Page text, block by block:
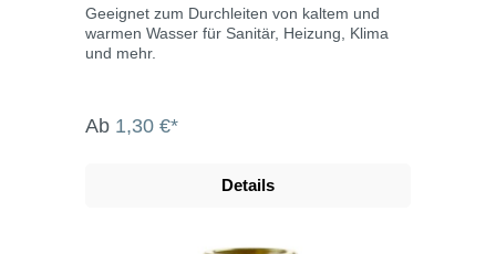
Geeignet zum Durchleiten von kaltem und
warmen Wasser für Sanitär, Heizung, Klima
und mehr.
Ab 1,30 €*
Details